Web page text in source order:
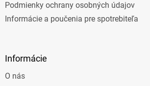
Podmienky ochrany osobných údajov
Informácie a poučenia pre spotrebiteľa
Informácie
O nás